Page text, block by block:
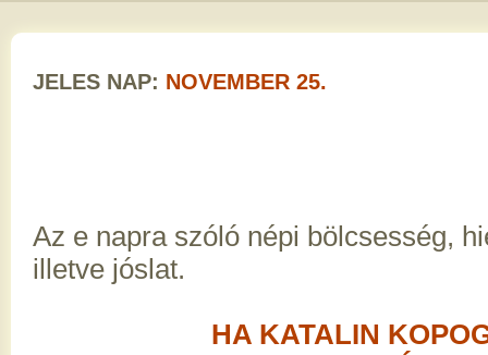
JELES NAP: NOVEMBER 25.
Az e napra szóló népi bölcsesség,
illetve jóslat.
HA KATALIN